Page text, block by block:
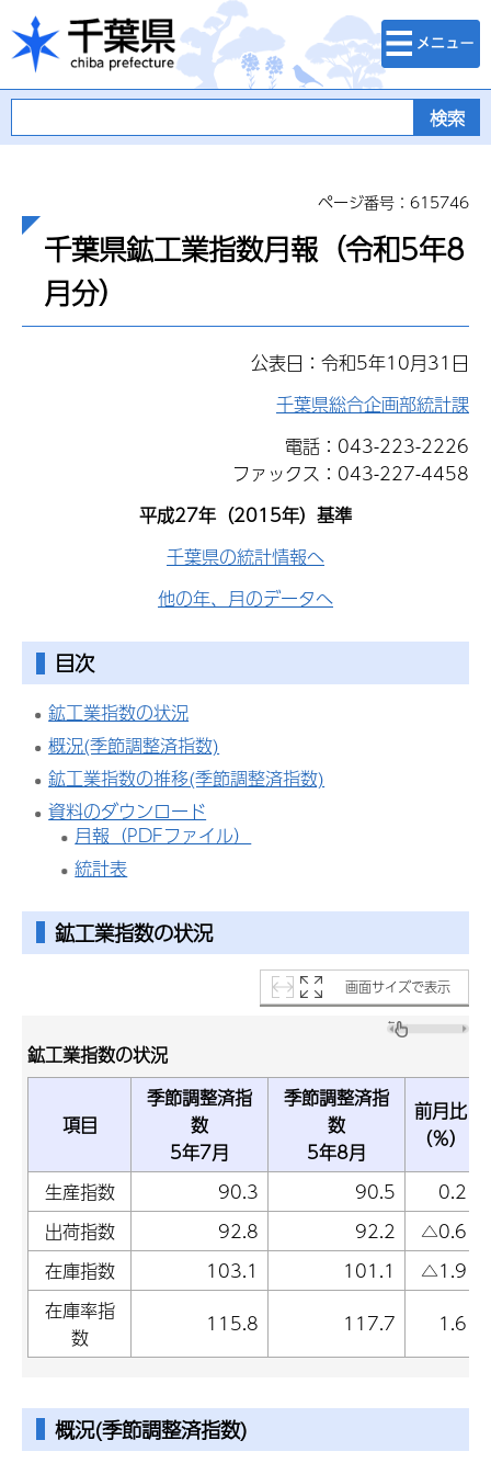
千葉県
検索・メニュ
ー
ページ番号：615746
千葉県鉱工業指数月報（令和5年8
月分）
公表日：令和5年10月31日
千葉県総合企画部統計課
電話：043-223-2226
ファックス：043-227-4458
平成27年（2015年）基準
千葉県の統計情報へ
他の年、月のデータへ
目次
鉱工業指数の状況
概況(季節調整済指数)
鉱工業指数の推移(季節調整済指数)
資料のダウンロード
月報（PDFファイル）
統計表
鉱工業指数の状況
画面サイズで表示
鉱工業指数の状況
項目
季節調整済指
数
5年7月
季節調整済指
数
5年8月
前月比
（％）
生産指数 90.3 90.5
0.2
出荷指数
92.8 92.2
△0.6
在庫指数
103.1 101.1 △1.9
在庫率指
数
115.8 117.7 1.6
概況(季節調整済指数)